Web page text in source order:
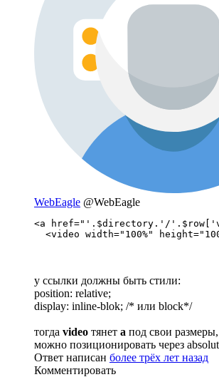
WebEagle @WebEagle
<a href="'.$directory.'/
<video width="100%"
у ссылки должны быть стили:
position: relative;
display: inline-blok; /* или block*/
тогда video тянет a под свои размеры,
можно позиционировать через
Ответ написан более трёх лет назад
Комментировать